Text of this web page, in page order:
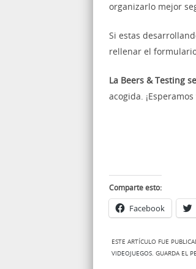
organizarlo mejor
Si estas
rellenar el
La Beers & Testing
acogida.
Comparte esto:
Facebook
ESTE ARTÍCULO FUE
VIDEOJUEGOS. GUARDA EL